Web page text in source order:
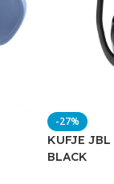
-27%
KUFJE
BLACK